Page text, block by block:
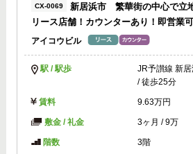
CX-0069
新居浜市 繁華街の中心で立
リース店舗！カウンターあり！即営業可
アイコウビル
駅 / 駅歩
JR予讃線 新
/ 徒歩25分
賃料 9.63万円
敷金 / 礼金 3ヶ月 /9万
階数 3階